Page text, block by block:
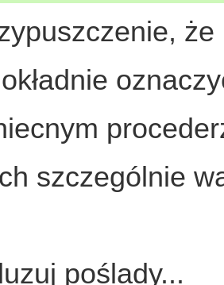
szczególnie
poślady...